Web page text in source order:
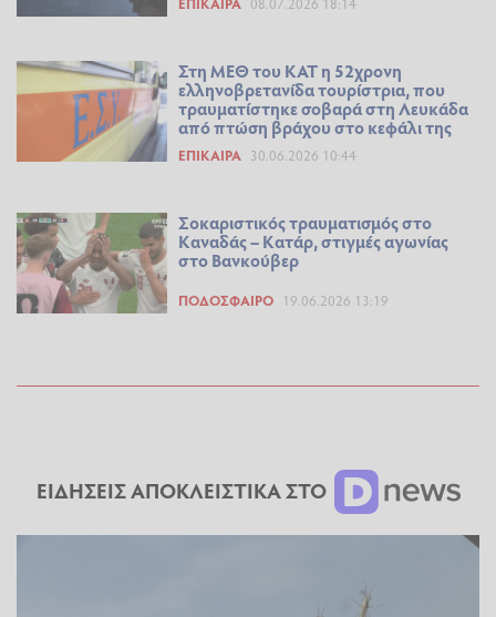
Στη ΜΕΘ του ΚΑΤ η 52χρονη
ελληνοβρετανίδα τουρίστρια, που
τραυματίστηκε σοβαρά στη Λευκάδα
από πτώση βράχου στο κεφάλι της
ΕΠΊΚΑΙΡΑ 30.06.2026 10:44
Σοκαριστικός τραυματισμός στο
Καναδάς – Κατάρ, στιγμές αγωνίας
στο Βανκούβερ
ΠΟΔΌΣΦΑΙΡΟ 19.06.2026 13:19
ΕΙΔΗΣΕΙΣ ΑΠΟΚΛΕΙΣΤΙΚΑ ΣΤΟ